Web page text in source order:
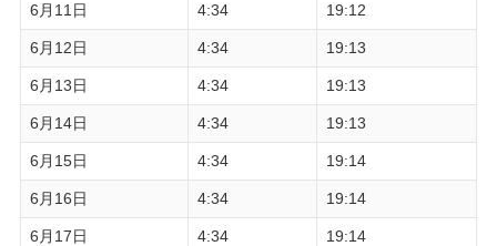
6月11日 4:34 19:12
6月12日 4:34 19:13
6月13日 4:34 19:13
6月14日 4:34 19:13
6月15日 4:34 19:14
6月16日 4:34 19:14
6月17日 4:34 19:14